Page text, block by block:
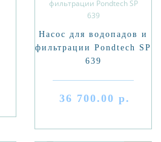
Насос для водопадов и
фильтрации Pondtech SP
639
36 700.00 р.